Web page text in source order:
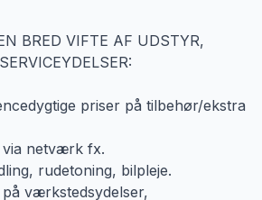
BRED VIFTE AF UDSTYR,
priser på tilbehør/ekstra
via netværk fx.
rudetoning, bilpleje.
værkstedsydelser,